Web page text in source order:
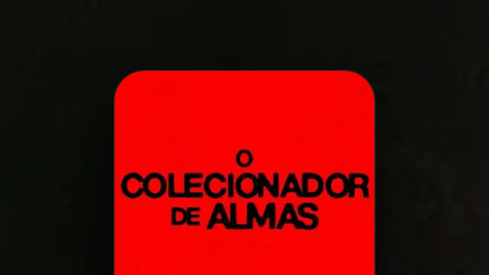
Minha Lista
Pesquisar